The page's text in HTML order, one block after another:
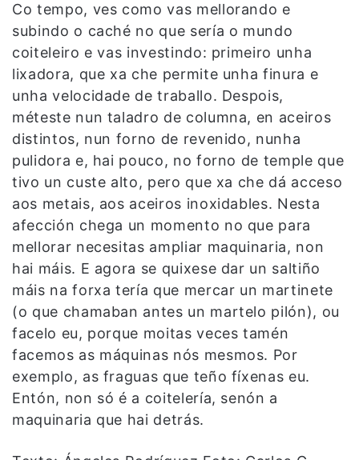
Co tempo, ves como vas mellorando e
subindo o caché no que sería o mundo
coiteleiro e vas investindo: primeiro unha
lixadora, que xa che permite unha finura e
unha velocidade de traballo. Despois,
méteste nun taladro de columna, en aceiros
distintos, nun forno de revenido, nunha
pulidora e, hai pouco, no forno de temple que
tivo un custe alto, pero que xa che dá acceso
aos metais, aos aceiros inoxidables. Nesta
afección chega un momento no que para
mellorar necesitas ampliar maquinaria, non
hai máis. E agora se quixese dar un saltiño
máis na forxa tería que mercar un martinete
(o que chamaban antes un martelo pilón), ou
facelo eu, porque moitas veces tamén
facemos as máquinas nós mesmos. Por
exemplo, as fraguas que teño fíxenas eu.
Entón, non só é a coitelería, senón a
maquinaria que hai detrás.